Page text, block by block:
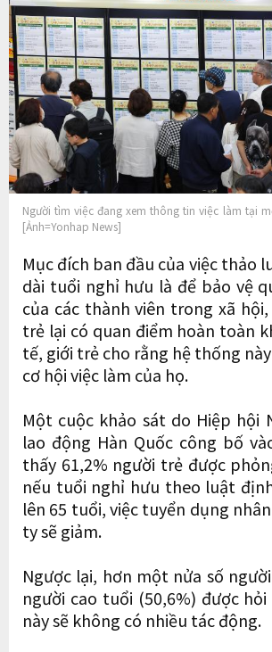
Người tìm việc đang xem thông tin việc làm tại
[Ảnh=Yonhap News]
Mục đích ban đầu của việc thảo
dài tuổi nghỉ hưu là để bảo vệ
của các thành viên trong xã
trẻ lại có quan điểm hoàn toàn
tế, giới trẻ cho rằng hệ thống
cơ hội việc làm của họ.
Một cuộc khảo sát do Hiệp hội
lao động Hàn Quốc công bố
thấy 61,2% người trẻ được
nếu tuổi nghỉ hưu theo luật
lên 65 tuổi, việc tuyển dụng
ty sẽ giảm.
Ngược lại, hơn một nửa số
người cao tuổi (50,6%) được
này sẽ không có nhiều tác động.